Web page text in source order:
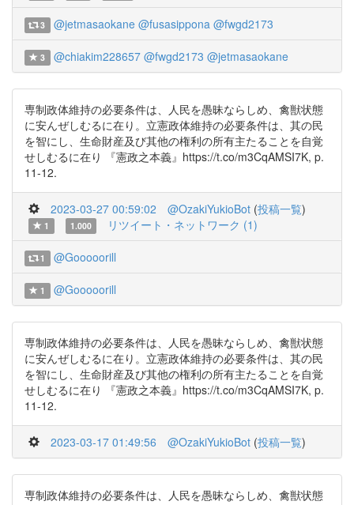
3 @jetmasaokane @fusasippona @fwgd2173
3 @chiakim228657 @fwgd2173 @jetmasaokane
専制政体維持の必要条件は、人民を愚昧ならしめ、禽獣状態
に安んぜしむるに在り。立憲政体維持の必要条件は、其の民
を智にし、生命財産及び其他の権利の所有主たることを自覚
せしむるに在り 『憲政之本義』https://t.co/m3CqAMSI7K, p.
11-12.
2023-03-27 00:59:02 @OzakiYukioBot (投稿一覧)
1 1.000 リツイート・ネットワーク (1)
1 @Gooooorill
1 @Gooooorill
専制政体維持の必要条件は、人民を愚昧ならしめ、禽獣状態
に安んぜしむるに在り。立憲政体維持の必要条件は、其の民
を智にし、生命財産及び其他の権利の所有主たることを自覚
せしむるに在り 『憲政之本義』https://t.co/m3CqAMSI7K, p.
11-12.
2023-03-17 01:49:56 @OzakiYukioBot (投稿一覧)
専制政体維持の必要条件は、人民を愚昧ならしめ、禽獣状態